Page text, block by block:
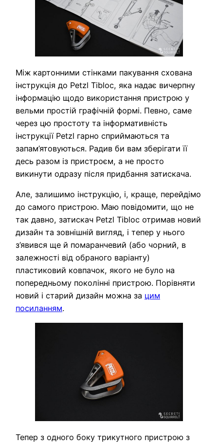
Між картонними стінками пакування схована
інструкція до Petzl Tibloc, яка надає вичерпну
інформацію щодо використання пристрою у
вельми простій графічній формі. Певно, саме
через цю простоту та інформативність
інструкції Petzl гарно сприймаються та
запам’ятовуються. Радив би вам зберігати її
десь разом із пристроєм, а не просто
викинути одразу після придбання затискача.
Але, залишимо інструкцію, і, краще, перейдімо
до самого пристрою. Маю повідомити, що не
так давно, затискач Petzl Tibloc отримав новий
дизайн та зовнішній вигляд, і тепер у нього
з’явився ще й помаранчевий (або чорний, в
залежності від обраного варіанту)
пластиковий ковпачок, якого не було на
попередньому поколінні пристрою. Порівняти
новий і старий дизайн можна за цим
посиланням.
Тепер з одного боку трикутного пристрою з